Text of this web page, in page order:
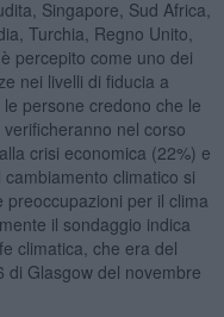
Singapore, Sud Africa,
Turchia, Regno Unito,
percepito come uno dei
nei livelli di fiducia a
persone credono che le
nel corso
crisi economica (22%) e
climatico si
per il clima
il sondaggio indica
climatica, che era del
di Glasgow del novembre